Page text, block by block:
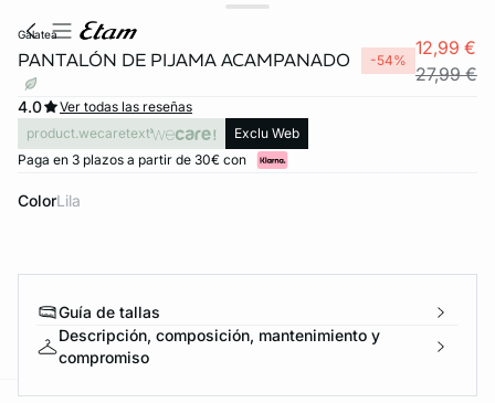
galatea
PANTALÓN DE PIJAMA ACAMPANADO -54%
12,99 €
27,99 €
4.0
Ver todas las reseñas
product.wecaretext
Exclu Web
Paga en 3 plazos a partir de 30€ con
Color lila
Guía de tallas
Descripción, composición, mantenimiento y
compromiso